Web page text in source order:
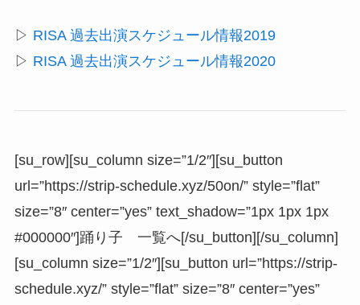
▷ RISA 過去出演スケジュール情報2019
▷ RISA 過去出演スケジュール情報2020
[su_row][su_column size=”1/2″][su_button
url=”https://strip-schedule.xyz/50on/” style=”flat”
size=”8″ center=”yes” text_shadow=”1px 1px 1px
#000000″]踊り子 一覧へ[/su_button][/su_column]
[su_column size=”1/2″][su_button url=”https://strip-
schedule.xyz/” style=”flat” size=”8″ center=”yes”